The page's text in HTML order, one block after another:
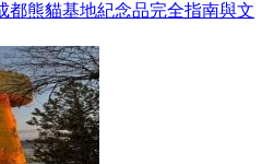
都熊貓基地紀念品完全指南與文